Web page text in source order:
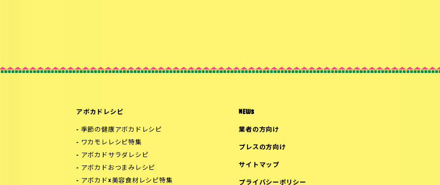
アボカドレシピ
季節の健康アボカドレシピ
ワカモレレシピ特集
アボカドサラダレシピ
アボカドおつまみレシピ
アボカド×美容食材レシピ特集
NEWS
業者の方向け
プレスの方向け
サイトマップ
プライバシーポリシー